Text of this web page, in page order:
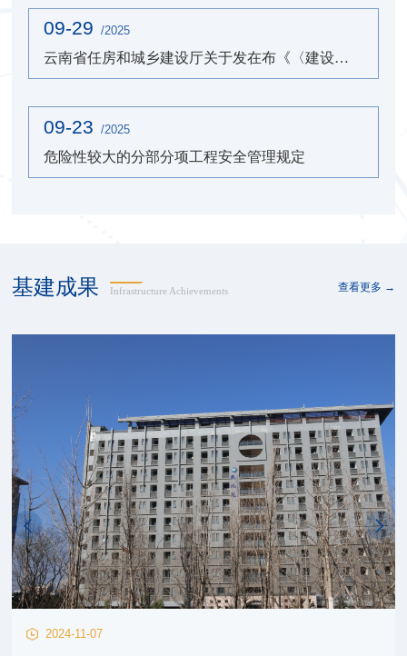
09-29 /2025
云南省任房和城乡建设厅关于发在布《〈建设工程工程量清单计价标准(2024) 云南省过渡期实施规定》的通知...
09-23 /2025
危险性较大的分部分项工程安全管理规定
基建成果 Infrastructure Achievements 查看更多 →
2024-10-29